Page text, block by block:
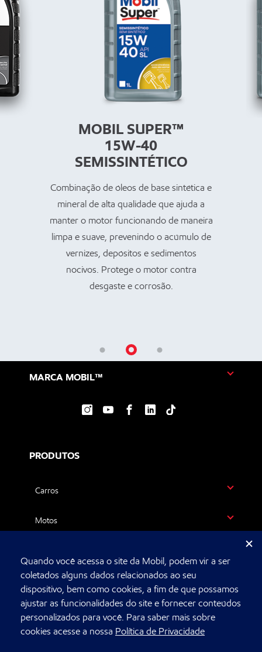
MOBIL SUPER™
15W-40
SEMISSINTÉTICO
Combinação de óleos de base sintética e
mineral de alta qualidade que ajuda a
manter o motor funcionando de maneira
limpa e suave, prevenindo o acúmulo de
vernizes, depósitos e sedimentos
nocivos. Protege o motor contra
desgaste e corrosão.
Quando você acessa o site da Mobil, podem vir a ser
coletados alguns dados relacionados ao seu
dispositivo, bem como cookies, a fim de que possamos
ajustar as funcionalidades do site e fornecer conteúdos
personalizados para você. Para saber mais sobre
cookies acesse a nossa Política de Privacidade
PRODUTOS
Carros
Motos
Máquinas agrícolas
MARCA MOBIL™
ONDE COMPRAR